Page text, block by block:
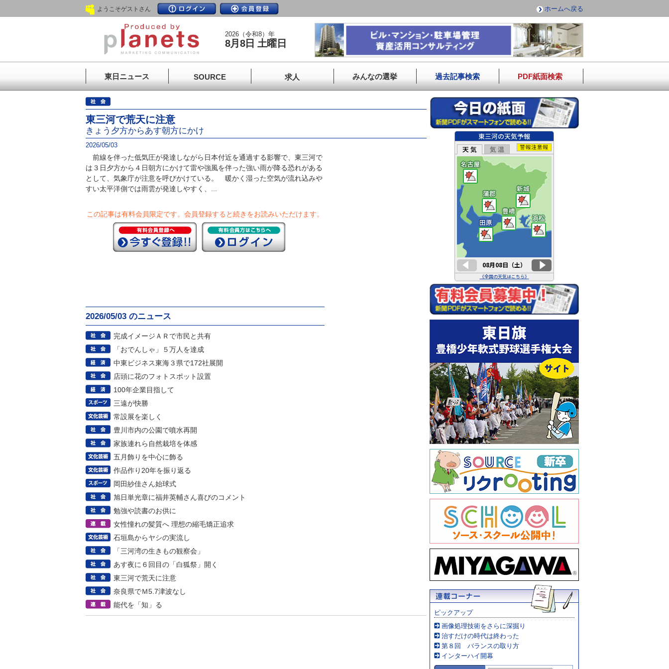
ようこそゲストさん ホームへ戻る
2026（令和8）年
8月8日 土曜日
東日ニュース SOURCE 求人 みんなの選挙 過去記事検索 PDF紙面検索
東三河で荒天に注意
きょう夕方からあす朝方にかけ
2026/05/03
前線を伴った低気圧が発達しながら日本付近を通過する影響で、東三河で
は３日夕方から４日朝方にかけて雷や強風を伴った強い雨が降る恐れがある
として、気象庁が注意を呼びかけている。 暖かく湿った空気が流れ込みや
すい太平洋側では雨雲が発達しやすく、...
この記事は有料会員限定です。 会員登録すると続きをお読みいただけます。
2026/05/03 のニュース
完成イメージＡＲで市民と共有
「おでんしゃ」５万人を達成
中東ビジネス東海３県で172社展開
店頭に花のフォトスポット設置
100年企業目指して
三遠が快勝
常設展を楽しく
豊川市内の公園で噴水再開
家族連れら自然栽培を体感
五月飾りを中心に飾る
作品作り20年を振り返る
岡田紗佳さん始球式
旭日単光章に福井英輔さん喜びのコメント
勉強や読書のお供に
女性憧れの髪質へ 理想の縮毛矯正追求
石垣島からヤシの実流し
「三河湾の生きもの観察会」
あす夜に６回目の「白狐祭」開く
東三河で荒天に注意
奈良県でＭ5.7津波なし
能代を「知」る
ピックアップ
画像処理技術をさらに深掘り
治すだけの時代は終わった
第８回 バランスの取り方
インターハイ開幕